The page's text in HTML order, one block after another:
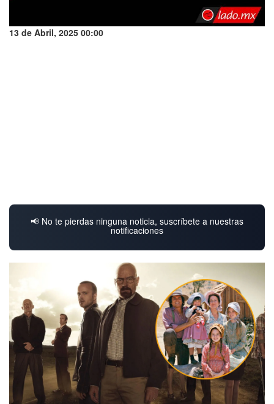
13 de Abril, 2025 00:00
📢 No te pierdas ninguna noticia, suscríbete a nuestras
notificaciones